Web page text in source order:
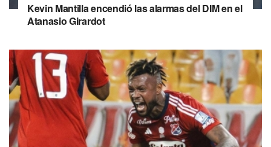
Kevin Mantilla encendió las alarmas del DIM en el
Atanasio Girardot